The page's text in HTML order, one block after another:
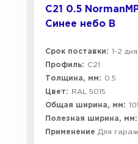
C21 0.5
Синее небо B
Срок поставки: 1-2 дня
Профиль:
C21
Толщина, мм:
0.5
Цвет:
RAL 5015
Общая ширина, мм:
Полезная ширина, мм:
Применение Для